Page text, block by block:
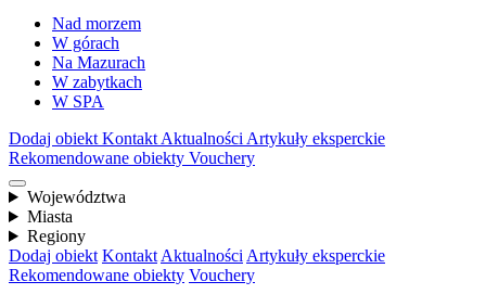
Nad morzem
W górach
Na Mazurach
W zabytkach
W SPA
Dodaj obiekt Kontakt Aktualności Artykuły eksperckie
Rekomendowane obiekty Vouchery
Województwa
Miasta
Regiony
Dodaj obiekt Kontakt Aktualności Artykuły eksperckie
Rekomendowane obiekty Vouchery